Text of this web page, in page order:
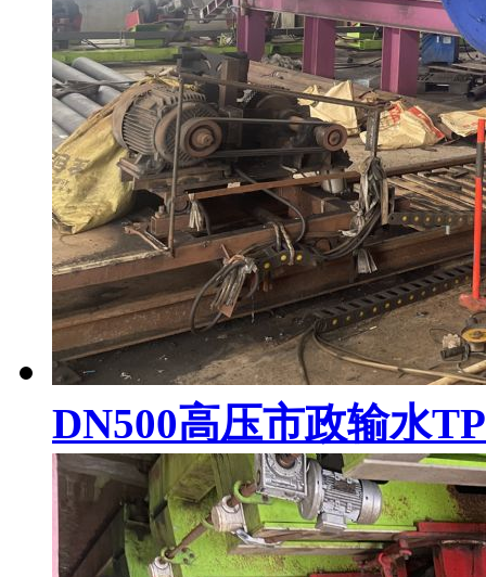
DN500高压市政输水